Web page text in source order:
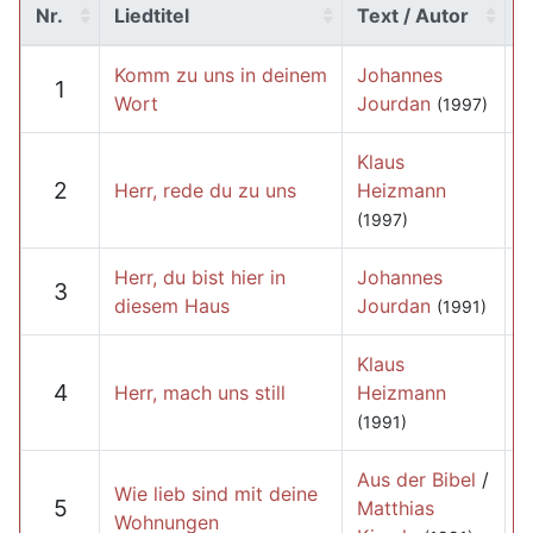
Nr. Liedtitel Text / Autor
1
Komm zu uns in deinem
Wort
Johannes
Jourdan (1997)
2 Herr, rede du zu uns
Klaus
Heizmann
(1997)
3
Herr, du bist hier in
diesem Haus
Johannes
Jourdan (1991)
4 Herr, mach uns still
Klaus
Heizmann
(1991)
5
Wie lieb sind mit deine
Wohnungen
Aus der Bibel /
Matthias